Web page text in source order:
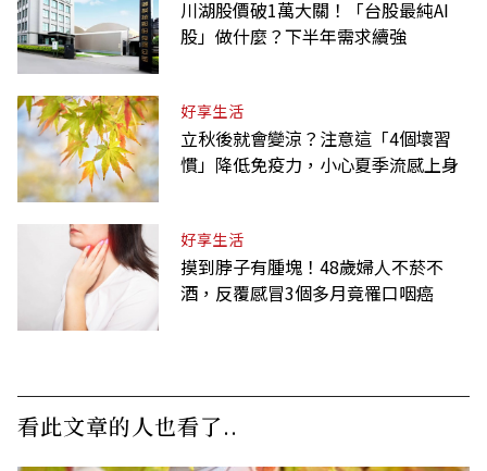
川湖股價破1萬大關！「台股最純AI
股」做什麼？下半年需求續強
好享生活
立秋後就會變涼？注意這「4個壞習
慣」降低免疫力，小心夏季流感上身
好享生活
摸到脖子有腫塊！48歲婦人不菸不
酒，反覆感冒3個多月竟罹口咽癌
看此文章的人也看了..